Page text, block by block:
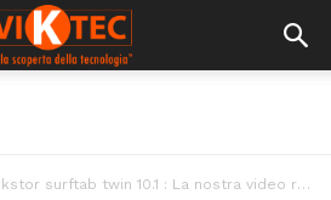
surftab twin 10.1 : La nostra video recensione